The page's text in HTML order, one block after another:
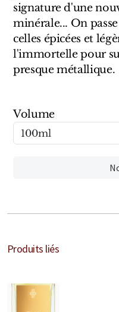
signature d'une
minérale... On
celles épicées et
l'immortelle pour
presque métallique.
Volume
Produits liés
Profumum Roma
Marques Suisses
Créateur Olfactif Genève
Sam William
Altaia